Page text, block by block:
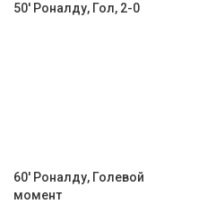
50' Роналду, Гол, 2-0
60' Роналду, Голевой
момент